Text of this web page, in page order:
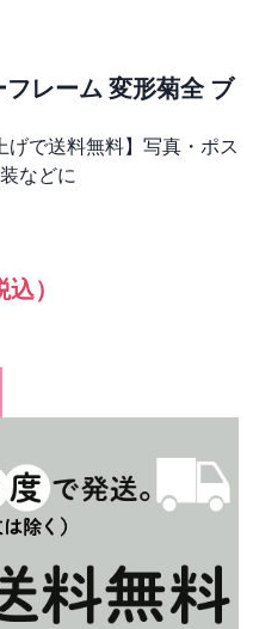
レーム 変形菊全 ブ
げで送料無料】写真・ポス
などに
込）